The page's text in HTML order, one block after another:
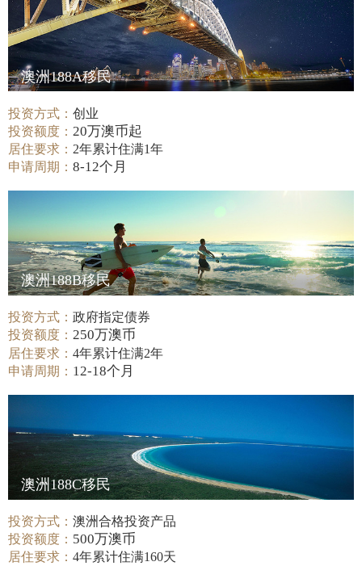
澳洲188A移民
投资方式：创业
投资额度： 20万澳币起
居住要求： 2年累计住满1年
申请周期：8-12个月
澳洲188B移民
投资方式：政府指定债券
投资额度： 250万澳币
居住要求：4年累计住满2年
申请周期： 12-18个月
澳洲188C移民
投资方式：澳洲合格投资产品
投资额度： 500万澳币
居住要求：4年累计住满160天